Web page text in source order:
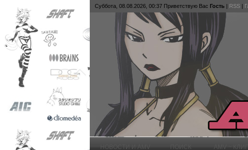
Суббота, 08.08.2026, 00:37 Приветствую Вас Гость | RSS |
НОВОСТИ И AMV ПОИСК AMV ~